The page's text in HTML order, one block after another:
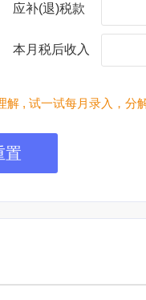
应补(退)税款
本月税后收入
, 试一试每月录入，分
置